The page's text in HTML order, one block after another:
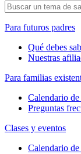
Para futuros padres
Qué debes
Nuestras
Para familias
Calendario
Preguntas
Clases y eventos
Calendario